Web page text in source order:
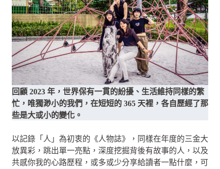
回顧 2023 年，世界保有一貫的紛擾、生活維持同樣的繁
忙，唯獨渺小的我們，在短短的 365 天裡，各自歷經了那
些是大或小的變化。
以記錄「人」為初衷的《人物誌》，同樣在年度的三金大
放異彩，跳出單一亮點，深度挖掘背後有故事的人，以及
共感你我的心路歷程，或多或少分享給讀者一點什麼，可